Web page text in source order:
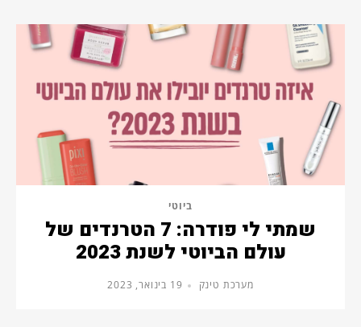
ביוטי
שמתי לי פודרה: 7 הטרנדים של
עולם הביוטי לשנת 2023
מערכת טינק 19 בינואר, 2023